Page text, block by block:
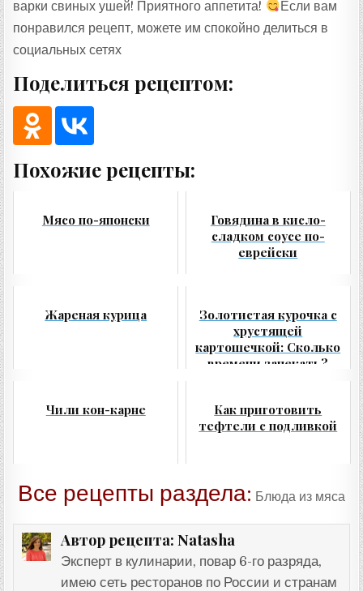
варки свиных ушей! Приятного аппетита!
Если вам
понравился рецепт, можете им спокойно делиться в
социальных сетях
Поделиться рецептом:
Похожие рецепты:
Мясо по-японски
Говядина в кисло-
сладком соусе по-
еврейски
Жареная курица
Золотистая курочка с
хрустящей
картошечкой: Сколько
времени запекать?
Чили кон-карне
Как приготовить
тефтели с подливкой
Все рецепты раздела: Блюда из мяса
Автор рецепта: Natasha
Эксперт в кулинарии, повар 6-го разряда,
имею сеть ресторанов по России и странам